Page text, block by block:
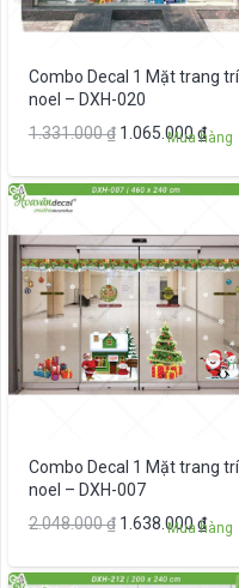
Combo Decal 1 Mặt trang trí
noel – DXH-020
1.331.000₫ Giá
là:
1.065.000₫Giá
tại
Mua hàng
Combo Decal 1 Mặt trang trí
noel – DXH-007
2.048.000₫ Giá
là:
1.638.000₫Giá
tại
Mua hàng